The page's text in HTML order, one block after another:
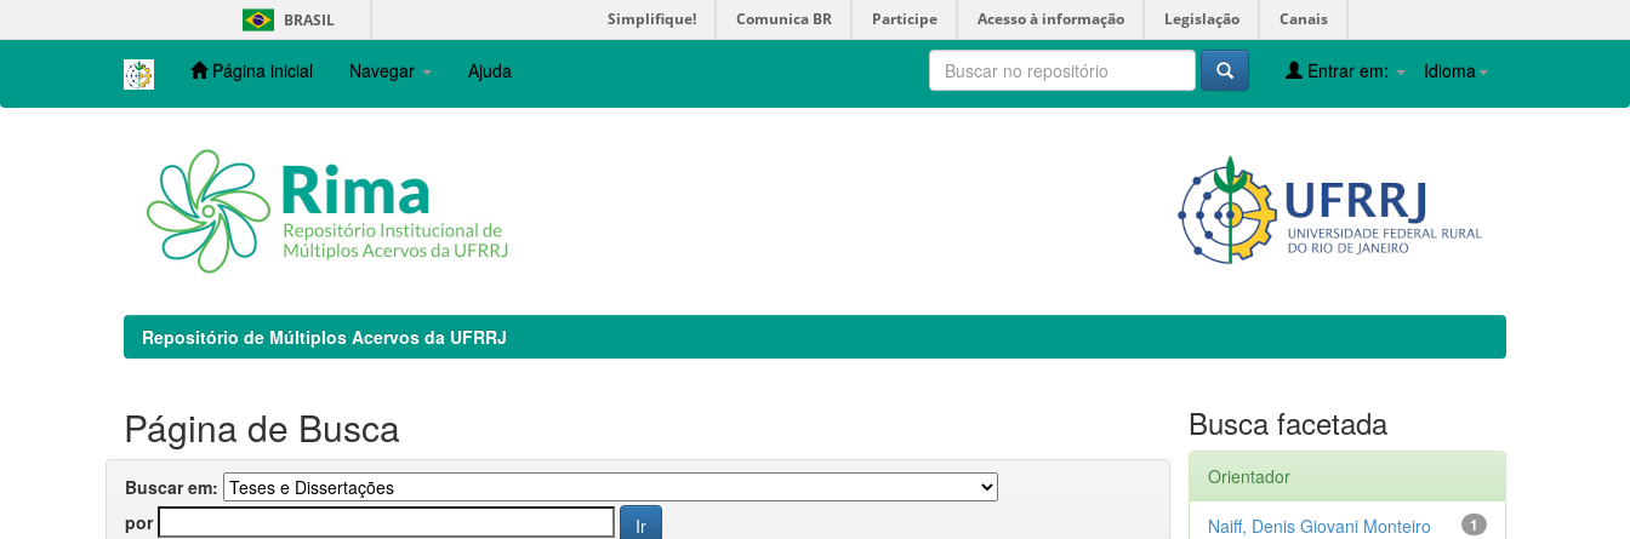
navigation
BRASIL Simplifique! Comunica BR Participe Acesso à informação Legislação Canais
Página inicial Navegar Ajuda Idioma
Entrar em:
Repositório de Múltiplos Acervos da UFRRJ
Página de Busca
Buscar em:
por
Busca facetada
Orientador
1
Naiff, Denis Giovani Monteiro